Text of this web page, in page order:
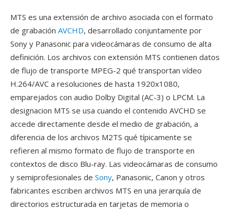
MTS es una extensión de archivo asociada con el formato
de grabación AVCHD, desarrollado conjuntamente por
Sony y Panasonic para videocámaras de consumo de alta
definición. Los archivos con extensión MTS contienen datos
de flujo de transporte MPEG-2 qué transportan vídeo
H.264/AVC a resoluciones de hasta 1920x1080,
emparejados con audio Dolby Digital (AC-3) o LPCM. La
designacion MTS se usa cuando el contenido AVCHD se
accede directamente desde el medio de grabación, a
diferencia de los archivos M2TS qué típicamente se
refieren al mismo formato de flujo de transporte en
contextos de disco Blu-ray. Las videocámaras de consumo
y semiprofesionales de Sony, Panasonic, Canon y otros
fabricantes escriben archivos MTS en una jerarquía de
directorios estructurada en tarjetas de memoria o